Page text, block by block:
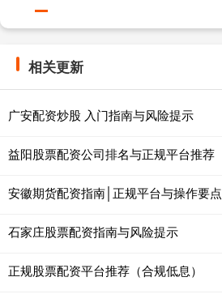
相关更新
广安配资炒股 入门指南与风险提示
益阳股票配资公司排名与正规平台推荐
安徽期货配资指南│正规平台与操作要点
石家庄股票配资指南与风险提示
正规股票配资平台推荐（合规低息）